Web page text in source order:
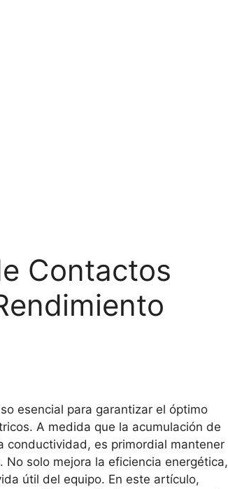
Contactos
esencial para garantizar el óptimo
A medida que la acumulación de
conductividad, es primordial mantener
solo mejora la eficiencia energética,
útil del equipo. En este artículo,